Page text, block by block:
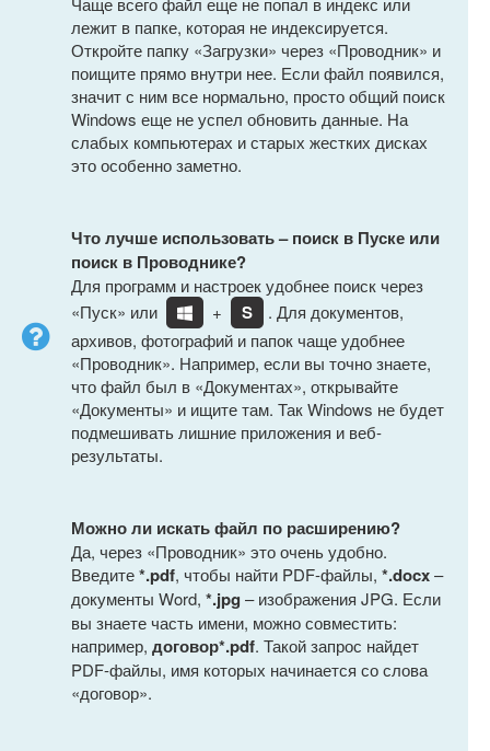
лежит в папке, которая не индексируется.
Откройте папку «Загрузки» через «Проводник» и
поищите прямо внутри нее. Если файл появился,
значит с ним все нормально, просто общий поиск
Windows еще не успел обновить данные. На
слабых компьютерах и старых жестких дисках
это особенно заметно.
Что лучше использовать – поиск в Пуске или
поиск в Проводнике?
Для программ и настроек удобнее поиск через
«Пуск» или
+ S
. Для документов,
архивов, фотографий и папок чаще удобнее
«Проводник». Например, если вы точно знаете,
что файл был в «Документах», открывайте
«Документы» и ищите там. Так Windows не будет
подмешивать лишние приложения и веб-
результаты.
Можно ли искать файл по расширению?
Да, через «Проводник» это очень удобно.
Введите*.pdf, чтобы найти PDF-файлы, *.docx–
документы Word, *.jpg – изображения JPG. Если
вы знаете часть имени, можно совместить:
например, договор*.pdf. Такой запрос найдет
PDF-файлы, имя которых начинается со слова
«договор».